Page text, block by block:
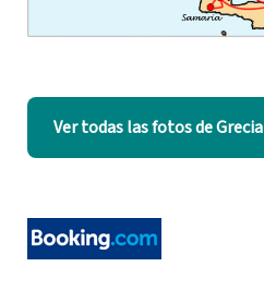
Ver todas las fotos de Grecia